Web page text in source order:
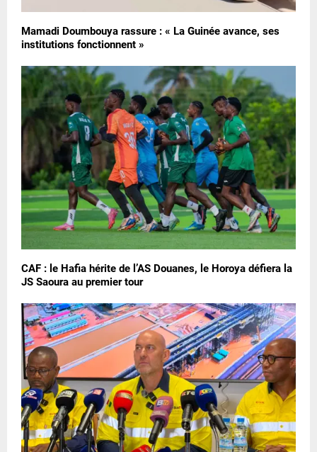
Mamadi Doumbouya rassure : « La Guinée avance, ses
institutions fonctionnent »
CAF : le Hafia hérite de l’AS Douanes, le Horoya défiera la
JS Saoura au premier tour